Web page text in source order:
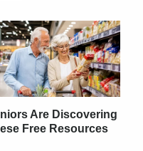
Are Discovering
Free Resources